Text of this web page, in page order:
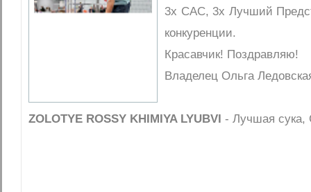
3х САС, 3х Лучший
конкуренции.
Красавчик! Поздравляю!
Владелец Ольга
ZOLOTYE ROSSY KHIMIYA LYUBVI - Лучшая